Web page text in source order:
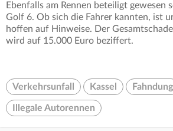
Ebenfalls am Rennen beteiligt gewesen
Golf 6. Ob sich die Fahrer kannten, ist
hoffen auf Hinweise. Der
wird auf 15.000 Euro beziffert.
Verkehrsunfall Kassel Fahndung
Illegale Autorennen